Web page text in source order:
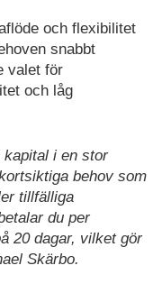
och flexibilitet
snabbt
valet för
och låg
kapital i en stor
behov som
tillfälliga
du per
20 dagar, vilket gör
Skärbo.